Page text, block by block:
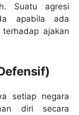
Suatu agresi
apabila ada
ajakan
setiap negara
diri secara